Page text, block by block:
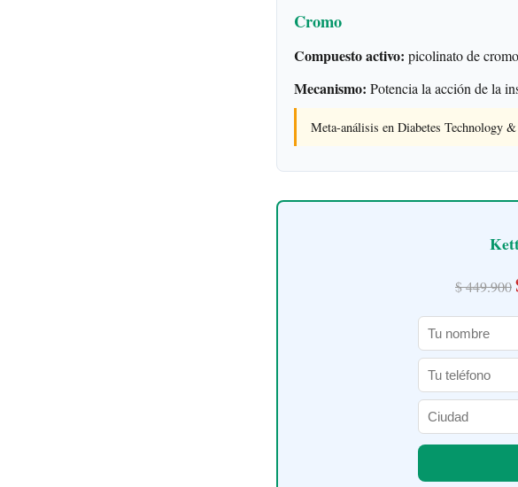
Cromo
Compuesto activo: picolinato de cromo
Mecanismo: Potencia la acción de la
Meta-análisis en Diabetes Technology
$ 449.900